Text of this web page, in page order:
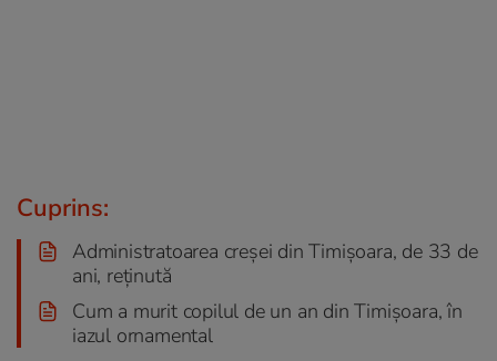
Cuprins:
Administratoarea creșei din Timișoara, de 33 de
ani, reținută
Cum a murit copilul de un an din Timișoara, în
iazul ornamental